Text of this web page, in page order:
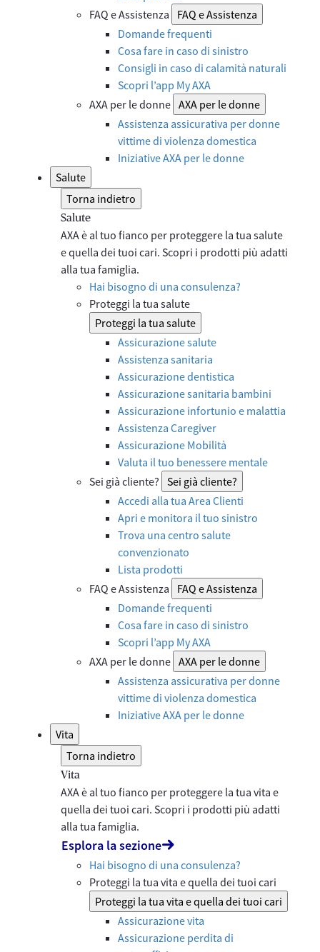
FAQ e Assistenza
FAQ e Assistenza
Domande frequenti
Cosa fare in caso di sinistro
Consigli in caso di calamità naturali
Scopri l’app My AXA
AXA per le donne AXA per le donne
Assistenza assicurativa per donne
vittime di violenza domestica
Iniziative AXA per le donne
Salute
Torna indietro
Salute
AXA è al tuo fianco per proteggere la tua salute
e quella dei tuoi cari. Scopri i prodotti più adatti
alla tua famiglia.
Hai bisogno di una consulenza?
Proteggi la tua salute
Proteggi la tua salute
Assicurazione salute
Assistenza sanitaria
Assicurazione dentistica
Assicurazione sanitaria bambini
Assicurazione infortunio e malattia
Assistenza Caregiver
Assicurazione Mobilità
Valuta il tuo benessere mentale
Sei già cliente? Sei già cliente?
Accedi alla tua Area Clienti
Apri e monitora il tuo sinistro
Trova una centro salute
convenzionato
Lista prodotti
FAQ e Assistenza
FAQ e Assistenza
Domande frequenti
Cosa fare in caso di sinistro
Scopri l’app My AXA
AXA per le donne AXA per le donne
Assistenza assicurativa per donne
vittime di violenza domestica
Iniziative AXA per le donne
Vita
Torna indietro
Vita
AXA è al tuo fianco per proteggere la tua vita e
quella dei tuoi cari. Scopri i prodotti più adatti
alla tua famiglia.
Esplora la sezione
Hai bisogno di una consulenza?
Proteggi la tua vita e quella dei tuoi cari
Proteggi la tua vita e quella dei tuoi cari
Assicurazione vita
Assicurazione perdita di